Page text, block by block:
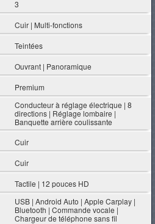
3
Cuir | Multi-fonctions
Teintées
Ouvrant | Panoramique
Premium
Conducteur à réglage électrique | 8
directions | Réglage lombaire |
Banquette arrière coulissante
Cuir
Cuir
Tactile | 12 pouces HD
USB | Android Auto | Apple Carplay |
Bluetooth | Commande vocale |
Chargeur de téléphone sans fil